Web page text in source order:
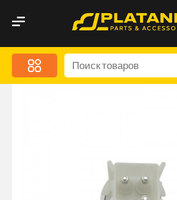
Меню
Акционные предложения
Оптика и светотехника